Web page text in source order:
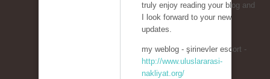
truly enjoy reading your blog and
I look forward to your new
updates.
my weblog - şirinevler escort -
http://www.uluslararasi-
nakliyat.org/